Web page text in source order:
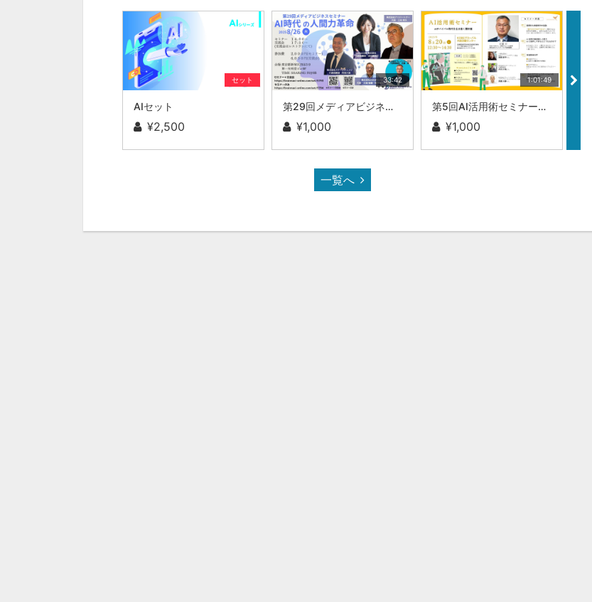
セット
AIセット
¥2,500
33:42
第29回メディアビジネスセミナー AI時代の人間力革命:|株式会社DataWisdom 大場 智康（理学博士）
¥1,000
1:01:49
第5回AI活用術セミナー：株式会社ブレインワークス 近藤 昇
¥1,000
一覧へ